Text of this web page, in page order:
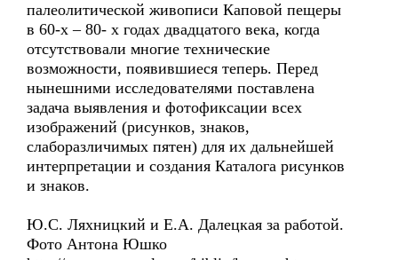
палеолитической живописи Каповой пещеры
в 60-х – 80- х годах двадцатого века, когда
отсутствовали многие технические
возможности, появившиеся теперь. Перед
нынешними исследователями поставлена
задача выявления и фотофиксации всех
изображений (рисунков, знаков,
слаборазличимых пятен) для их дальнейшей
интерпретации и создания Каталога рисунков
и знаков.
Ю.С. Ляхницкий и Е.А. Далецкая за работой.
Фото Антона Юшко